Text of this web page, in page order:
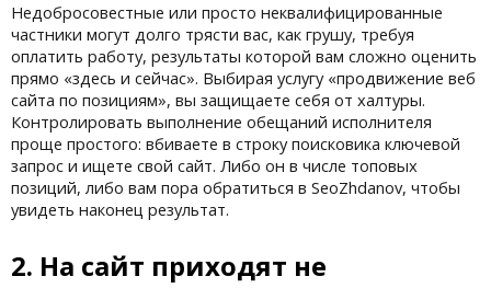
Недобросовестные или просто неквалифицированные
частники могут долго трясти вас, как грушу, требуя
оплатить работу, результаты которой вам сложно оценить
прямо «здесь и сейчас». Выбирая услугу «продвижение веб
сайта по позициям», вы защищаете себя от халтуры.
Контролировать выполнение обещаний исполнителя
проще простого: вбиваете в строку поисковика ключевой
запрос и ищете свой сайт. Либо он в числе топовых
позиций, либо вам пора обратиться в SeoZhdanov, чтобы
увидеть наконец результат.
2. На сайт приходят не